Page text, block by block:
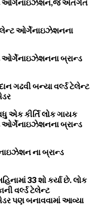
ઓર્ગેનાઇઝેશન,જે અંતર્ગત
ટેલેન્ટ ઓર્ગેનાઇઝેશનના
ઓર્ગેનાઇઝેશનના બ્રાન્ડ
ગઢવી બન્યા વર્લ્ડ ટેલેન્ટ
એક કીર્તિ લોક ગાયક
ઓર્ગેનાઇઝેશનના બ્રાન્ડ
ના બ્રાન્ડ
33 શો કર્યા છે. લોક
વર્લ્ડ ટેલેન્ટ
પણ બનાવવામાં આવ્યા